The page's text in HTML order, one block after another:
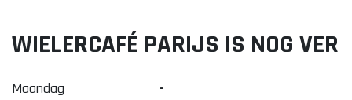
Organisatie Binnenstadbedrijf Doetinchem
WIELERCAFÉ PARIJS IS NOG VER
Maandag
-